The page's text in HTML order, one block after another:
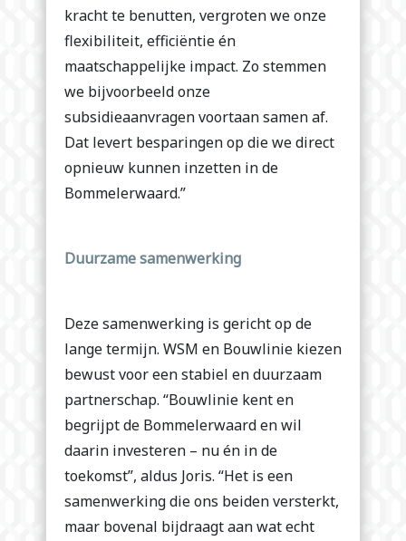
kracht te benutten, vergroten we onze
flexibiliteit, efficiëntie én
maatschappelijke impact. Zo stemmen
we bijvoorbeeld onze
subsidieaanvragen voortaan samen af.
Dat levert besparingen op die we direct
opnieuw kunnen inzetten in de
Bommelerwaard.”
Duurzame samenwerking
Deze samenwerking is gericht op de
lange termijn. WSM en Bouwlinie kiezen
bewust voor een stabiel en duurzaam
partnerschap. “Bouwlinie kent en
begrijpt de Bommelerwaard en wil
daarin investeren – nu én in de
toekomst”, aldus Joris. “Het is een
samenwerking die ons beiden versterkt,
maar bovenal bijdraagt aan wat echt